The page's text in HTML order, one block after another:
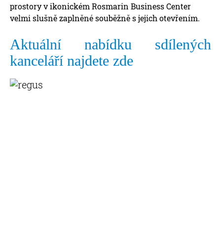
prostory v ikonickém Rosmarin Business Center
velmi slušně zaplněné souběžně s jejich otevřením.
Aktuální nabídku sdílených
kanceláří najdete zde